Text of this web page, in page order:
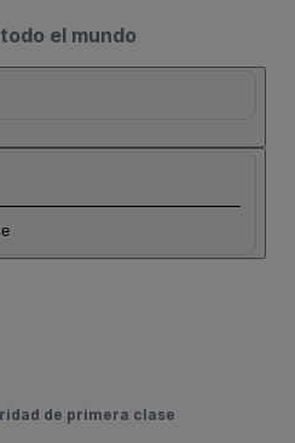
el mundo
de primera clase